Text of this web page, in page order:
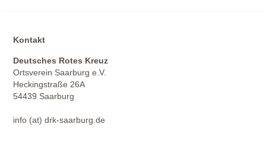
Kontakt
Deutsches Rotes Kreuz
Ortsverein Saarburg e.V.
Heckingstraße 26A
54439 Saarburg
info (at) drk-saarburg.de